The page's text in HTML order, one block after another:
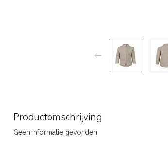
Productomschrijving
Geen informatie gevonden